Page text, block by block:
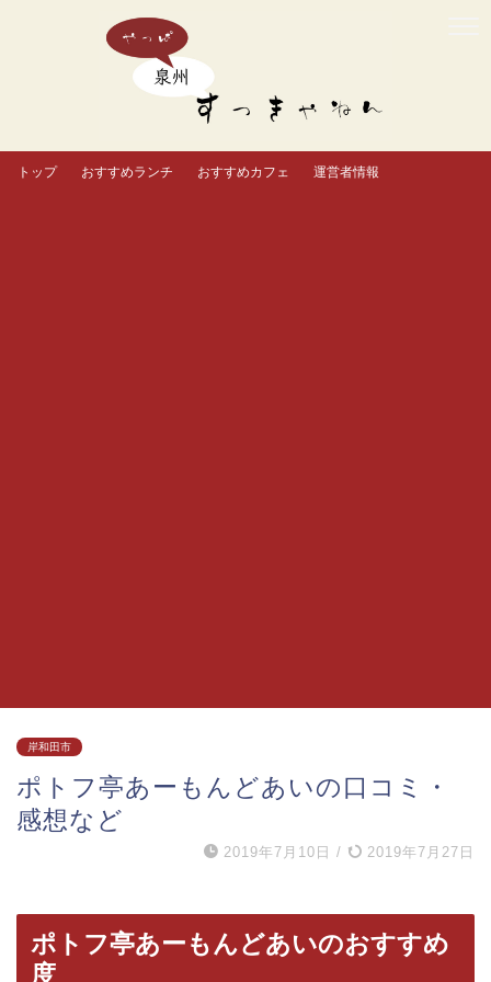
トップ おすすめランチ おすすめカフェ 運営者情報
岸和田市
ポトフ亭あーもんどあいの口コミ・
感想など
2019年7月10日 / 2019年7月27日
ポトフ亭あーもんどあいのおすすめ
度